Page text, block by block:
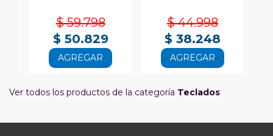
$ 59.798
$ 50.829
AGREGAR
$ 44.998
$ 38.248
AGREGAR
Ver todos los productos de la categoría Teclados